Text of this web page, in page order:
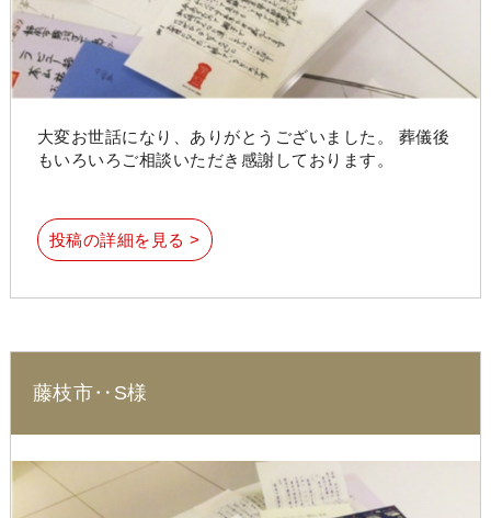
大変お世話になり、ありがとうございました。 葬儀後
もいろいろご相談いただき感謝しております。
投稿の詳細を見る >
藤枝市‥S様